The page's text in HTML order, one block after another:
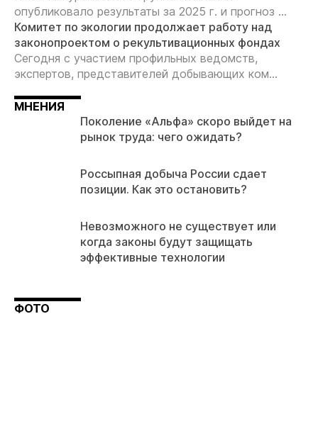
опубликовало результаты за 2025 г. и прогноз ...
Комитет по экологии продолжает работу над
законопроектом о рекультивационных фондах
Сегодня с участием профильных ведомств,
экспертов, представителей добывающих ком...
МНЕНИЯ
Поколение «Альфа» скоро выйдет на
рынок труда: чего ожидать?
Россыпная добыча России сдает
позиции. Как это остановить?
Невозможного не существует или
когда законы будут защищать
эффективные технологии
ФОТО